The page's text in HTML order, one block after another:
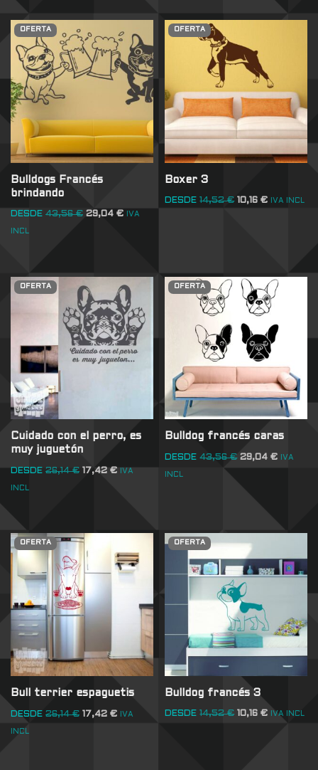
OFERTA
Bulldogs Francés
brindando
DESDE 43,56€ 29,04 € IVA
INCL
OFERTA
Boxer 3
DESDE 14,52€ 10,16€ IVA INCL
OFERTA
Cuidado con el perro, es
muy juguetón
DESDE 26,14€ 17,42 € IVA
INCL
OFERTA
Bulldog francés caras
DESDE 43,56€ 29,04€ IVA
INCL
OFERTA
Bull terrier espaguetis
DESDE 26,14€ 17,42 € IVA
INCL
OFERTA
Bulldog francés 3
DESDE 14,52€ 10,16€ IVA INCL